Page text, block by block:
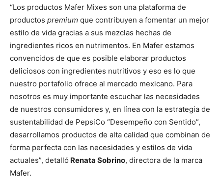
“Los productos Mafer Mixes son una plataforma de
productos premium que contribuyen a fomentar un mejor
estilo de vida gracias a sus mezclas hechas de
ingredientes ricos en nutrimentos. En Mafer estamos
convencidos de que es posible elaborar productos
deliciosos con ingredientes nutritivos y eso es lo que
nuestro portafolio ofrece al mercado mexicano. Para
nosotros es muy importante escuchar las necesidades
de nuestros consumidores y, en línea con la estrategia de
sustentabilidad de PepsiCo “Desempeño con Sentido”,
desarrollamos productos de alta calidad que combinan de
forma perfecta con las necesidades y estilos de vida
actuales”, detalló Renata Sobrino, directora de la marca
Mafer.